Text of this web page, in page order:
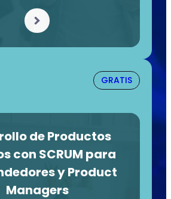
GRATIS
de Productos
con SCRUM para
y Product
Managers